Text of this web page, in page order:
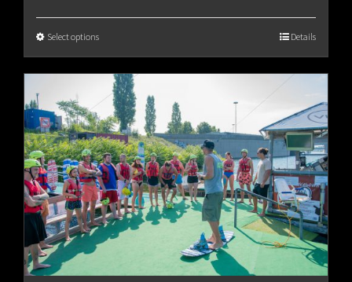
€80.00
Select options Details